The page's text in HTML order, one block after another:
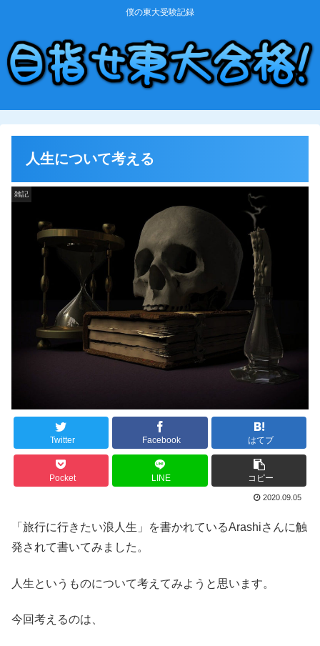
僕の東大受験記録
人生について考える
雑記
Twitter Facebook はてブ
Pocket LINE コピー
2020.09.05
「旅行に行きたい浪人生」を書かれているArashiさんに触
発されて書いてみました。
人生というものについて考えてみようと思います。
今回考えるのは、